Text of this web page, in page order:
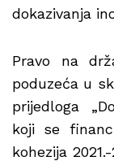
dokazivanja
Pravo na
poduzeća u
prijedloga
koji se
kohezija